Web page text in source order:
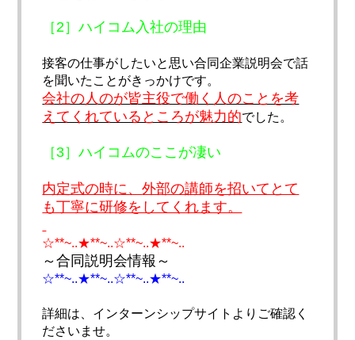
［2］ハイコム入社の理由
接客の仕事がしたいと思い合同企業説明会で話
を聞いたことがきっかけです。
会社の人のが皆主役で働く人のことを考
えてくれているところが魅力的でした。
［3］ハイコムのここが凄い
内定式の時に、外部の講師を招いてとて
も丁寧に研修をしてくれます。
☆**~..★**~..☆**~..★**~..
～合同説明会情報～
☆**~..★**~..☆**~..★**~..
詳細は、インターンシップサイトよりご確認く
ださいませ。